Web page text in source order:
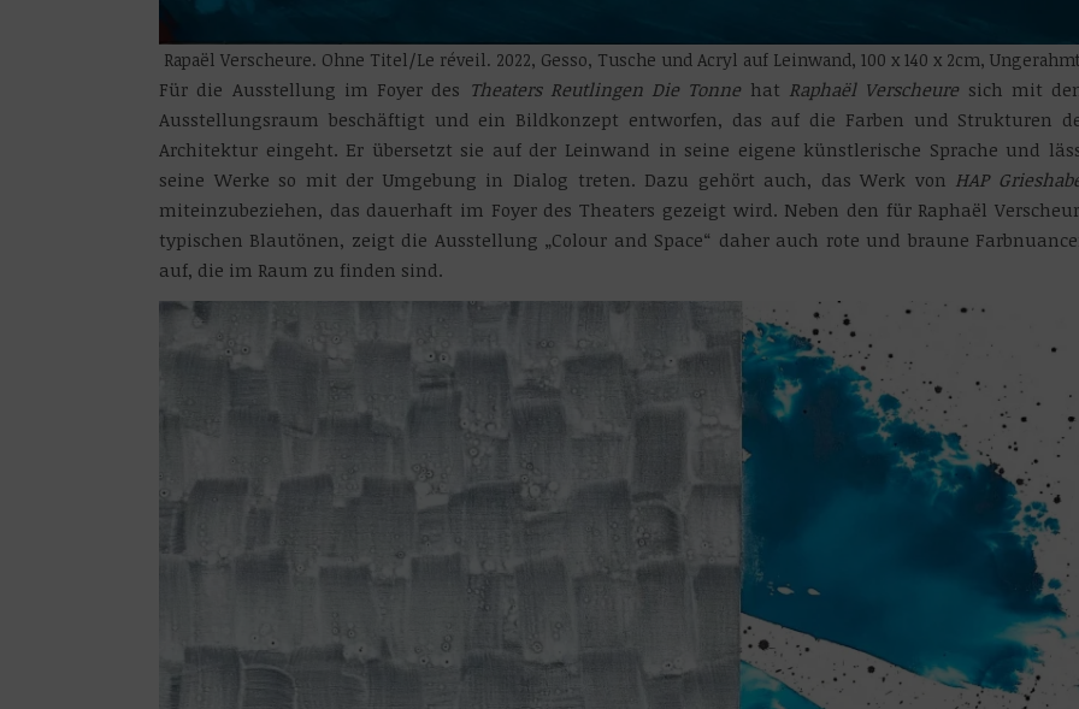
Rapaël Verscheure. Ohne Titel/Le réveil. 2022, Gesso, Tusche und Acryl auf Leinwand, 100 x 140 x 2cm,
Für die Ausstellung im Foyer des Theaters Reutlingen Die Tonne hat Raphaël Verscheure sich mit
Ausstellungsraum beschäftigt und ein Bildkonzept entworfen, das auf die Farben und Strukturen
Architektur eingeht. Er übersetzt sie auf der Leinwand in seine eigene künstlerische Sprache und
seine Werke so mit der Umgebung in Dialog treten. Dazu gehört auch, das Werk von HAP
miteinzubeziehen, das dauerhaft im Foyer des Theaters gezeigt wird. Neben den für Raphaël
typischen Blautönen, zeigt die Ausstellung „Colour and Space“ daher auch rote und braune
auf, die im Raum zu finden sind.